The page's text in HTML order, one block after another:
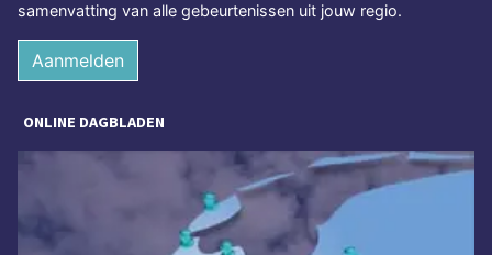
samenvatting van alle gebeurtenissen uit jouw regio.
Aanmelden
ONLINE DAGBLADEN